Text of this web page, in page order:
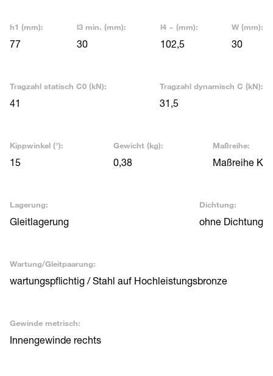
h1 (mm):
77
l3 min. (mm):
30
l4 ~ (mm):
102,5
W (mm):
30
Tragzahl statisch C0 (kN):
41
Tragzahl dynamisch C (kN):
31,5
Kippwinkel (°):
15
Gewicht (kg):
0,38
Maßreihe:
Maßreihe K
Lagerung:
Gleitlagerung
Dichtung:
ohne Dichtung
Wartung/Gleitpaarung:
wartungspflichtig / Stahl auf Hochleistungsbronze
Gewinde metrisch:
Innengewinde rechts